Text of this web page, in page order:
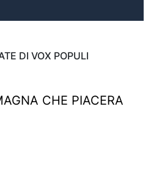
DI VOX POPULI
CHE PIACERA